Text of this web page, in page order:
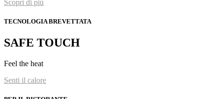
Scopri di più
TECNOLOGIA BREVETTATA
SAFE TOUCH
Feel the heat
Senti il calore